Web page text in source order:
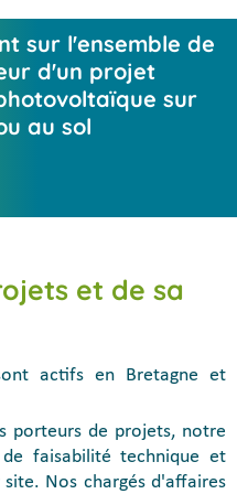
sur l'ensemble de
d'un projet
sur
au sol
et de sa
actifs en Bretagne et
porteurs de projets, notre
faisabilité technique et
Nos chargés d'affaires